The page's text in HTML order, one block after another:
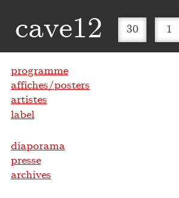
cave12 30 1
programme
affiches/posters
artistes
label
diaporama
presse
archives